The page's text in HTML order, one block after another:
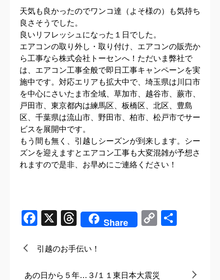
天気も良かったのでワンコ達（よそ様の）も気持ち
良さそうでした。
良いリフレッシュになった１日でした。
エアコンの取り外し・取り付け、エアコンの販売か
ら工事なら株式会社トーセンへ！ただいま弊社で
は、エアコン工事全般で即日工事キャンペーンを実
施中です。対応エリアも拡大中で、埼玉県は川口市
を中心にさいたま市全域、草加市、越谷市、蕨市、
戸田市、東京都内は練馬区、板橋区、北区、豊島
区、千葉県は流山市、野田市、柏市、松戸市でサー
ビスを展開中です。
もう間も無く、引越しシーズンが到来します。シー
ズンを迎えますとエアコン工事も大変混雑が予想さ
れますので是非、お早めにご連絡ください！
Facebook
X Threads
Share
Copy
引越のお手伝い！
あの日から５年…３/１１東日本大震災